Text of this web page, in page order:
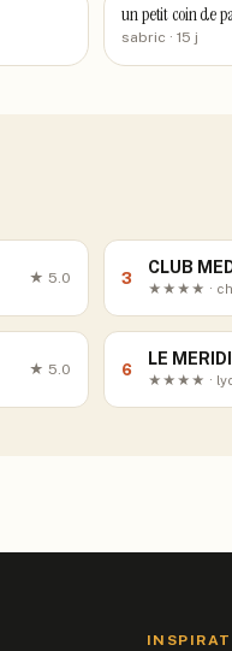
un petit coin de
sabric · 15 j
★ 5.0 3
CLUB
★★★★ ·
★ 5.0 6
LE
★★★★ ·